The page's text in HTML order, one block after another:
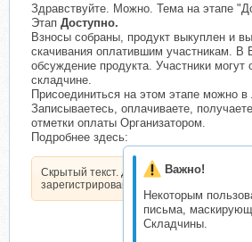
Важно!
Некоторым
письма,
Складчины.
Здравствуйте. Можно. Тема на этапе
Этап Доступно.
Взносы собраны, продукт выкуплен и
скачивания оплатившим участникам. В
обсуждение продукта. Участники могут
складчине.
Присоединиться на этом этапе можно в
Записываетесь, оплачиваете,
отметки оплаты Организатором.
Подробнее здесь:
Скрытый текст. Доступен только
зарегистрированным пользователям.